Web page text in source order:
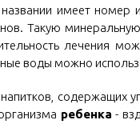
имеет номер
Такую
лечения
воды можно
содержащих
ребенка -